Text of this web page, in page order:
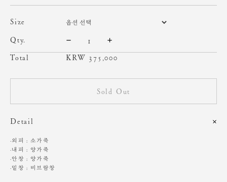
size
qty.
Total
KRW 375,000
Sold Out
Detail
·외피 : 소가죽
·내피 : 양가죽
·안창 : 양가죽
·밑창 : 비브람창